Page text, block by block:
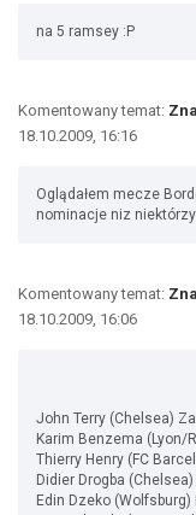
na 5 ramsey :P
Komentowany temat:
18.10.2009, 16:16
Oglądałem mecze
nominacje niz niektórzy
Komentowany temat:
18.10.2009, 16:06
John Terry (Chelsea)
Karim Benzema (Lyon/
Thierry Henry (FC
Didier Drogba
Edin Dzeko